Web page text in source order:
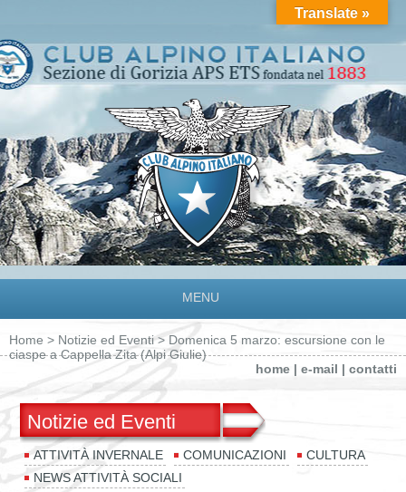
MENU
Home > Notizie ed Eventi > Domenica 5 marzo: escursione con le
ciaspe a Cappella Zita (Alpi Giulie)
home | e-mail | contatti
Notizie ed Eventi
ATTIVITÀ INVERNALE COMUNICAZIONI
CULTURA
NEWS ATTIVITÀ SOCIALI
Translate »